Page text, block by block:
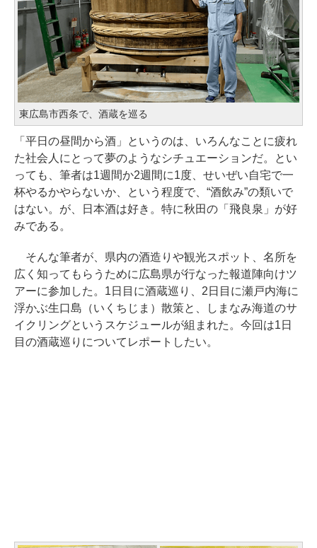
東広島市西条で、酒蔵を巡る
「平日の昼間から酒」というのは、いろんなことに疲れ
た社会人にとって夢のようなシチュエーションだ。とい
っても、筆者は1週間か2週間に1度、せいぜい自宅で一
杯やるかやらないか、という程度で、“酒飲み”の類いで
はない。が、日本酒は好き。特に秋田の「飛良泉」が好
みである。
そんな筆者が、県内の酒造りや観光スポット、名所を
広く知ってもらうために広島県が行なった報道陣向けツ
アーに参加した。1日目に酒蔵巡り、2日目に瀬戸内海に
浮かぶ生口島（いくちじま）散策と、しまなみ海道のサ
イクリングというスケジュールが組まれた。今回は1日
目の酒蔵巡りについてレポートしたい。